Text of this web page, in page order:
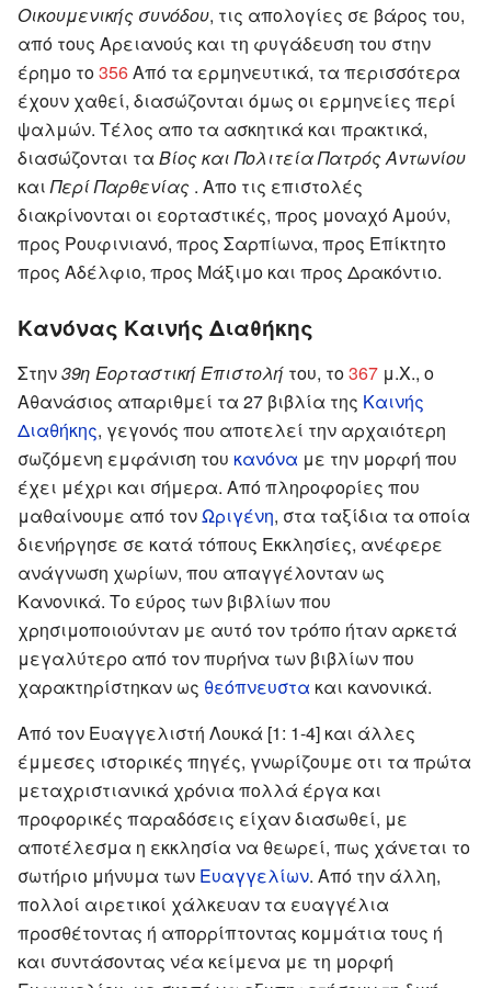
Οικουμενικής συνόδου, τις απολογίες σε βάρος του,
από τους Αρειανούς και τη φυγάδευση του στην
έρημο το356Από τα ερμηνευτικά, τα περισσότερα
έχουν χαθεί, διασώζονται όμως οι ερμηνείες περί
ψαλμών. Τέλος απο τα ασκητικά και πρακτικά,
διασώζονται τα Βίος και Πολιτεία Πατρός Αντωνίου
και Περί Παρθενίας . Απο τις επιστολές
διακρίνονται οι εορταστικές, προς μοναχό Αμούν,
προς Ρουφινιανό, προς Σαρπίωνα, προς Επίκτητο
προς Αδέλφιο, προς Μάξιμο και προς Δρακόντιο.
Κανόνας Καινής Διαθήκης
Στην39η Εορταστική Επιστολή του, το367 μ.Χ., ο
Αθανάσιος απαριθμεί τα 27 βιβλία της Καινής
Διαθήκης, γεγονός που αποτελεί την αρχαιότερη
σωζόμενη εμφάνιση του κανόνα με την μορφή που
έχει μέχρι και σήμερα. Από πληροφορίες που
μαθαίνουμε από τονΩριγένη, στα ταξίδια τα οποία
διενήργησε σε κατά τόπους Εκκλησίες, ανέφερε
ανάγνωση χωρίων, που απαγγέλονταν ως
Κανονικά. Το εύρος των βιβλίων που
χρησιμοποιούνταν με αυτό τον τρόπο ήταν αρκετά
μεγαλύτερο από τον πυρήνα των βιβλίων που
χαρακτηρίστηκαν ως θεόπνευστα και κανονικά.
Από τον Ευαγγελιστή Λουκά [1: 1-4] και άλλες
έμμεσες ιστορικές πηγές, γνωρίζουμε οτι τα πρώτα
μεταχριστιανικά χρόνια πολλά έργα και
προφορικές παραδόσεις είχαν διασωθεί, με
αποτέλεσμα η εκκλησία να θεωρεί, πως χάνεται το
σωτήριο μήνυμα των Ευαγγελίων. Από την άλλη,
πολλοί αιρετικοί χάλκευαν τα ευαγγέλια
προσθέτοντας ή απορρίπτοντας κομμάτια τους ή
και συντάσοντας νέα κείμενα με τη μορφή